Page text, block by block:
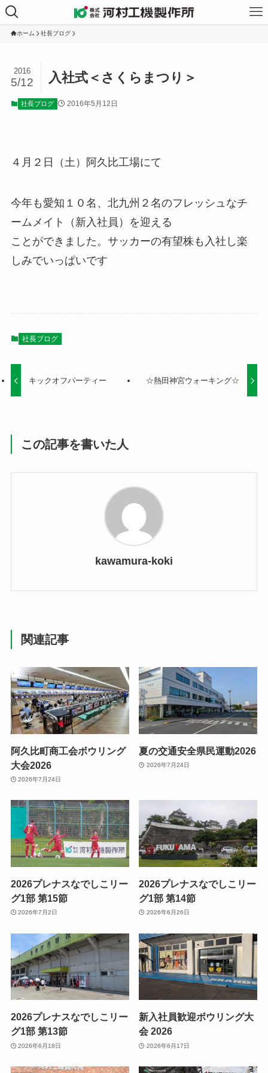
ホーム 社長ブログ
入社式＜さくらまつり＞
2016
5/12
社長ブログ 2016年5月12日
４月２日（土）阿久比工場にて
今年も愛知１０名、北九州２名のフレッシュなチ
ームメイト（新入社員）を迎える
ことができました。サッカーの有望株も入社し楽
しみでいっぱいです
社長ブログ
キックオフパーティー ☆熱田神宮ウォーキング☆
この記事を書いた人
kawamura-koki
関連記事
阿久比町商工会ボウリング
大会2026
2026年7月24日
夏の交通安全県民運動2026
2026年7月24日
2026プレナスなでしこリー
グ1部 第15節
2026年7月2日
2026プレナスなでしこリー
グ1部 第14節
2026年6月26日
2026プレナスなでしこリー
グ1部 第13節
2026年6月18日
新入社員歓迎ボウリング大
会 2026
2026年6月17日